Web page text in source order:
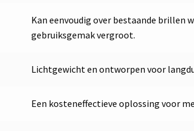
Kan eenvoudig over bestaande brillen
gebruiksgemak vergroot.
Lichtgewicht en ontworpen voor
Een kosteneffectieve oplossing voor